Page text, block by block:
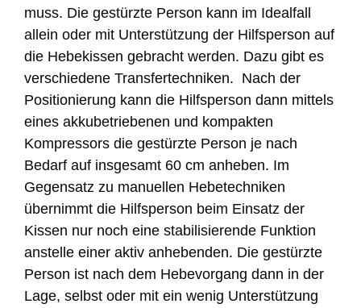
muss. Die gestürzte Person kann im Idealfall
allein oder mit Unterstützung der Hilfsperson auf
die Hebekissen gebracht werden. Dazu gibt es
verschiedene Transfertechniken. Nach der
Positionierung kann die Hilfsperson dann mittels
eines akkubetriebenen und kompakten
Kompressors die gestürzte Person je nach
Bedarf auf insgesamt 60 cm anheben. Im
Gegensatz zu manuellen Hebetechniken
übernimmt die Hilfsperson beim Einsatz der
Kissen nur noch eine stabilisierende Funktion
anstelle einer aktiv anhebenden. Die gestürzte
Person ist nach dem Hebevorgang dann in der
Lage, selbst oder mit ein wenig Unterstützung